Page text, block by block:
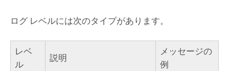
ログ レベルには次のタイプがあります。
レベ
ル
説明
メッセージの
例